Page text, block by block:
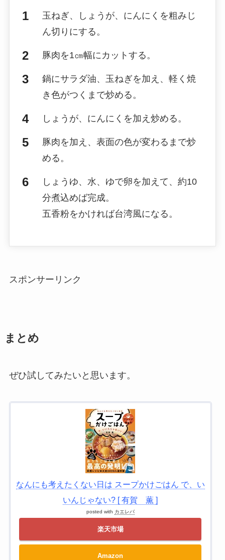
玉ねぎ、しょうが、にんにくを粗みじ
ん切りにする。
豚肉を1㎝幅にカットする。
鍋にサラダ油、玉ねぎを加え、軽く焼
き色がつくまで炒める。
しょうが、にんにくを加え炒める。
豚肉を加え、表面の色が変わるまで炒
める。
しょうゆ、水、ゆで卵を加えて、約10
分煮込めば完成。
五香粉をかければ台湾風になる。
スポンサーリンク
まとめ
ぜひ試してみたいと思います。
なんにも考えたくない日は スープかけごはん で、い
いんじゃない? [ 有賀 薫 ]
posted with カエレバ
楽天市場
Amazon